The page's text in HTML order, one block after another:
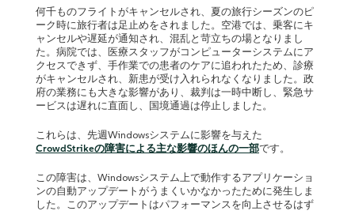
何千ものフライトがキャンセルされ、夏の旅行シーズンのピ
ーク時に旅行者は足止めをされました。空港では、乗客にキ
ャンセルや遅延が通知され、混乱と苛立ちの場となりまし
た。病院では、医療スタッフがコンピューターシステムにア
クセスできず、手作業での患者のケアに追われたため、診療
がキャンセルされ、新患が受け入れられなくなりました。政
府の業務にも大きな影響があり、裁判は一時中断し、緊急サ
ービスは遅れに直面し、国境通過は停止しました。
これらは、先週Windowsシステムに影響を与えた
CrowdStrikeの障害による主な影響のほんの一部です。
この障害は、Windowsシステム上で動作するアプリケーショ
ンの自動アップデートがうまくいかなかったために発生しま
した。このアップデートはパフォーマンスを向上させるはず